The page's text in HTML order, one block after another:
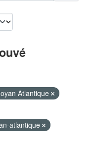
Atlantique
atlantique